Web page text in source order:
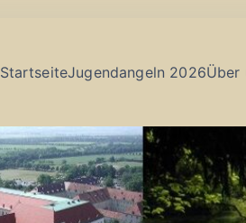
StartseiteJugendangeln 2026Über